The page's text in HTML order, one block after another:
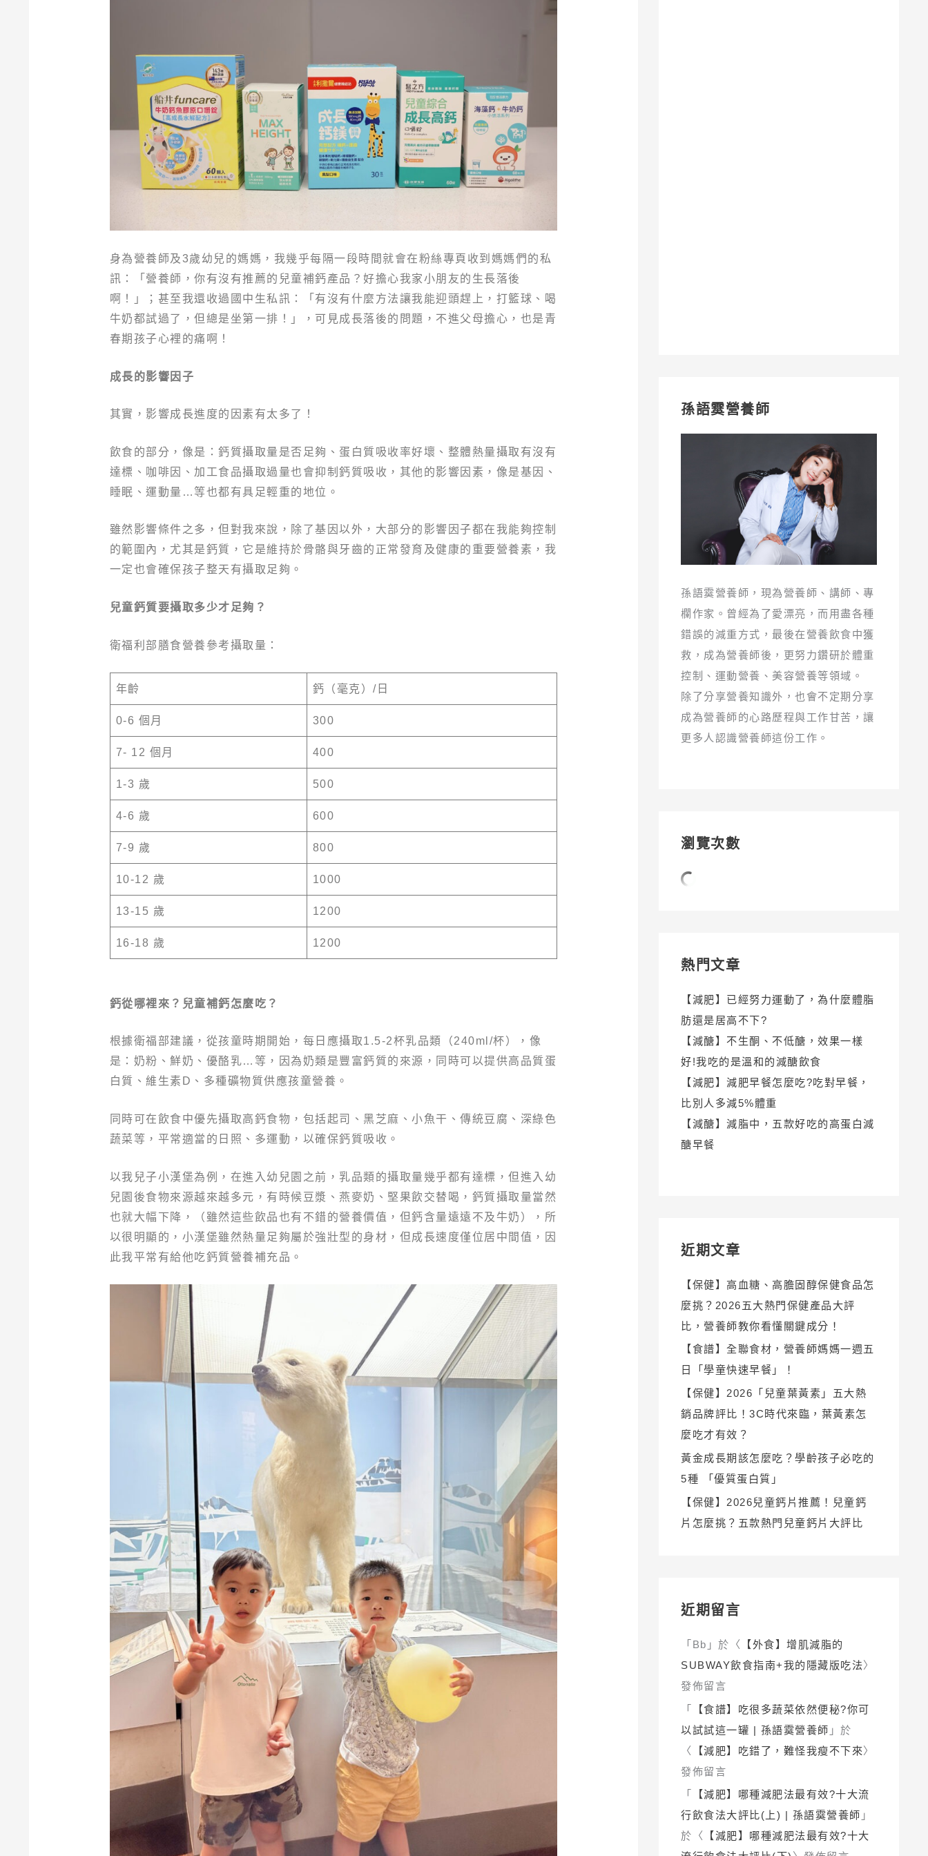
身為營養師及3歲幼兒的媽媽，我幾乎每隔一段時間就會在粉絲專頁收到媽媽們的私
訊：「營養師，你有沒有推薦的兒童補鈣產品？好擔心我家小朋友的生長落後
啊！」；甚至我還收過國中生私訊：「有沒有什麼方法讓我能迎頭趕上，打籃球、喝
牛奶都試過了，但總是坐第一排！」，可見成長落後的問題，不進父母擔心，也是青
春期孩子心裡的痛啊！
成長的影響因子
其實，影響成長進度的因素有太多了！
飲食的部分，像是：鈣質攝取量是否足夠、蛋白質吸收率好壞、整體熱量攝取有沒有
達標、咖啡因、加工食品攝取過量也會抑制鈣質吸收，其他的影響因素，像是基因、
睡眠、運動量…等也都有具足輕重的地位。
雖然影響條件之多，但對我來說，除了基因以外，大部分的影響因子都在我能夠控制
的範圍內，尤其是鈣質，它是維持於骨骼與牙齒的正常發育及健康的重要營養素，我
一定也會確保孩子整天有攝取足夠。
兒童鈣質要攝取多少才足夠？
衛福利部膳食營養參考攝取量：
年齡 鈣（毫克）/日
0-6 個月 300
7- 12 個月 400
1-3 歲 500
4-6 歲 600
7-9 歲 800
10-12 歲 1000
13-15 歲 1200
16-18 歲 1200
鈣從哪裡來？兒童補鈣怎麼吃？
根據衛福部建議，從孩童時期開始，每日應攝取1.5-2杯乳品類（240ml/杯），像
是：奶粉、鮮奶、優酪乳…等，因為奶類是豐富鈣質的來源，同時可以提供高品質蛋
白質、維生素D、多種礦物質供應孩童營養。
同時可在飲食中優先攝取高鈣食物，包括起司、黑芝麻、小魚干、傳統豆腐、深綠色
蔬菜等，平常適當的日照、多運動，以確保鈣質吸收。
以我兒子小漢堡為例，在進入幼兒園之前，乳品類的攝取量幾乎都有達標，但進入幼
兒園後食物來源越來越多元，有時候豆漿、燕麥奶、堅果飲交替喝，鈣質攝取量當然
也就大幅下降，（雖然這些飲品也有不錯的營養價值，但鈣含量遠遠不及牛奶），所
以很明顯的，小漢堡雖然熱量足夠屬於強壯型的身材，但成長速度僅位居中間值，因
此我平常有給他吃鈣質營養補充品。
孫語霙營養師
孫語霙營養師，現為營養師、講師、專
欄作家。曾經為了愛漂亮，而用盡各種
錯誤的減重方式，最後在營養飲食中獲
救，成為營養師後，更努力鑽研於體重
控制、運動營養、美容營養等領域。
除了分享營養知識外，也會不定期分享
成為營養師的心路歷程與工作甘苦，讓
更多人認識營養師這份工作。
瀏覽次數
熱門文章
【減肥】已經努力運動了，為什麼體脂
肪還是居高不下?
【減醣】不生酮、不低醣，效果一樣
好!我吃的是溫和的減醣飲食
【減肥】減肥早餐怎麼吃?吃對早餐，
比別人多減5%體重
【減醣】減脂中，五款好吃的高蛋白減
醣早餐
近期文章
【保健】高血糖、高膽固醇保健食品怎
麼挑？2026五大熱門保健產品大評
比，營養師教你看懂關鍵成分！
【食譜】全聯食材，營養師媽媽一週五
日「學童快速早餐」！
【保健】2026「兒童葉黃素」五大熱
銷品牌評比！3C時代來臨，葉黃素怎
麼吃才有效？
黃金成長期該怎麼吃？學齡孩子必吃的
5種 「優質蛋白質」
【保健】2026兒童鈣片推薦！兒童鈣
片怎麼挑？五款熱門兒童鈣片大評比
近期留言
「 Bb 」於〈
【外食】增肌減脂的
SUBWAY飲食指南+我的隱藏版吃法〉
發佈留言
「
【食譜】吃很多蔬菜依然便秘?你可
以試試這一罐 | 孫語霙營養師 」於
〈
【減肥】吃錯了，難怪我瘦不下來〉
發佈留言
「
【減肥】哪種減肥法最有效?十大流
行飲食法大評比(上) | 孫語霙營養師 」
於〈
【減肥】哪種減肥法最有效?十大